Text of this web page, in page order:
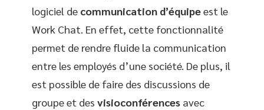
logiciel de communication d’équipeest le
Work Chat. En effet, cette fonctionnalité
permet de rendre fluide la communication
entre les employés d’une société. De plus, il
est possible de faire des discussions de
groupe et des visioconférences avec